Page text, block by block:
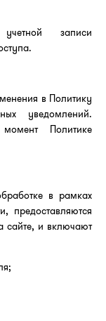
записи
в Политику
уведомлений.
Политике
в рамках
предоставляются
сайте, и включают